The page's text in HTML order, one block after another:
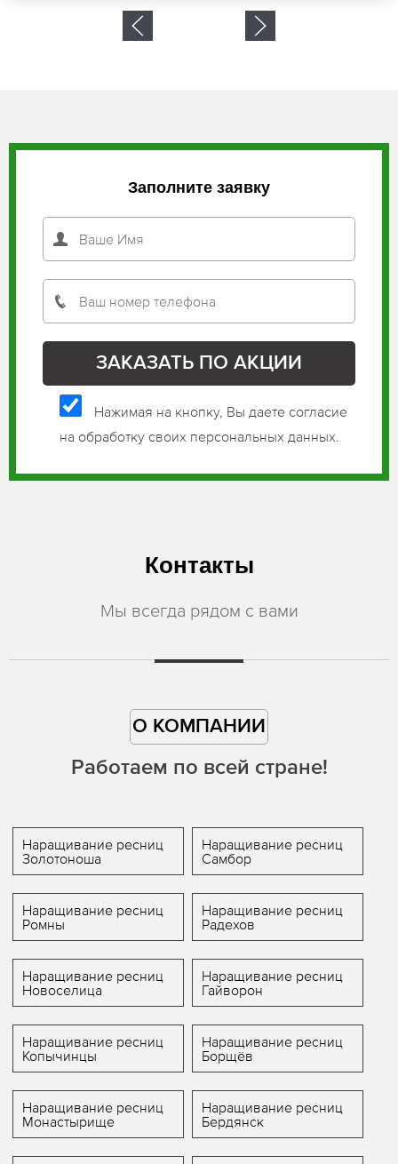
Заполните заявку
Нажимая на кнопку, Вы даете согласие
на обработку своих персональных данных.
Контакты
Мы всегда рядом с вами
О КОМПАНИИ
Работаем по всей стране!
Наращивание ресниц
Золотоноша
Наращивание ресниц
Самбор
Наращивание ресниц
Ромны
Наращивание ресниц
Радехов
Наращивание ресниц
Новоселица
Наращивание ресниц
Гайворон
Наращивание ресниц
Копычинцы
Наращивание ресниц
Борщёв
Наращивание ресниц
Монастырище
Наращивание ресниц
Бердянск